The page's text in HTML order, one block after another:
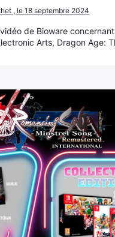
, le 18 septembre 2024
de Bioware
Arts, Dragon Age: